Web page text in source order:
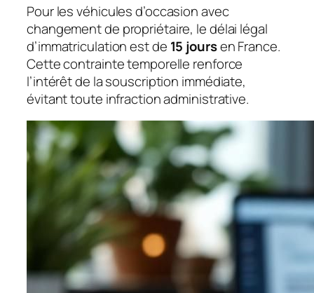
Pour les véhicules d’occasion avec
changement de propriétaire, le délai légal
d’immatriculation est de 15 joursen France.
Cette contrainte temporelle renforce
l’intérêt de la souscription immédiate,
évitant toute infraction administrative.